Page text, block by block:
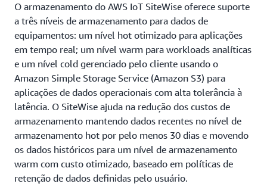
Ingestão tamponada
Defina quais conjuntos de dados são necessários na
nuvem em diferentes velocidades (hot, warm e cold)
para dar suporte a uma variedade de casos de uso, desde
monitoramento quase em tempo real até insights
analíticos. O AWS IoT SiteWise cuidará da ingestão de
dados pelo caminho mais econômico.
O armazenamento do AWS IoT SiteWise oferece suporte
a três níveis de armazenamento para dados de
equipamentos: um nível hot otimizado para aplicações
em tempo real; um nível warm para workloads analíticas
e um nível cold gerenciado pelo cliente usando o
Amazon Simple Storage Service (Amazon S3) para
aplicações de dados operacionais com alta tolerância à
latência. O SiteWise ajuda na redução dos custos de
armazenamento mantendo dados recentes no nível de
armazenamento hot por pelo menos 30 dias e movendo
os dados históricos para um nível de armazenamento
warm com custo otimizado, baseado em políticas de
retenção de dados definidas pelo usuário.